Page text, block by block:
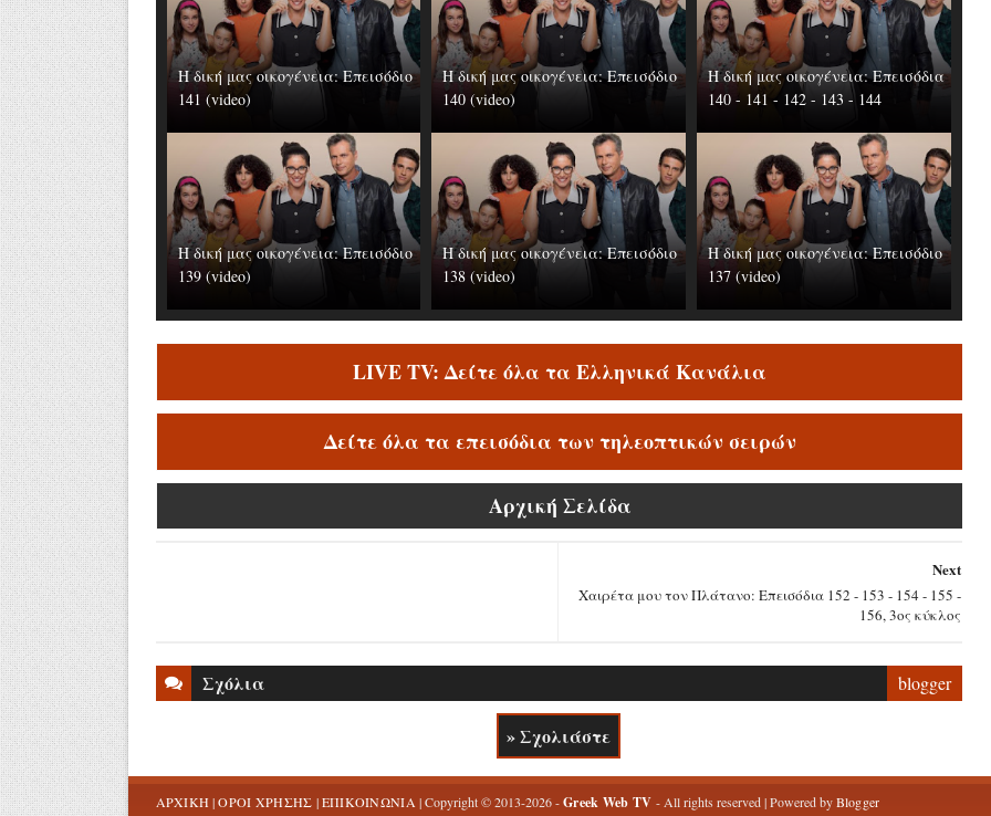
Η δική μας οικογένεια: Επεισόδιο
141 (video)
Η δική μας οικογένεια: Επεισόδιο
140 (video)
Η δική μας οικογένεια: Επεισόδια
140 - 141 - 142 - 143 - 144
Η δική μας οικογένεια: Επεισόδιο
139 (video)
Η δική μας οικογένεια: Επεισόδιο
138 (video)
Η δική μας οικογένεια: Επεισόδιο
137 (video)
LIVE TV: Δείτε όλα τα Ελληνικά Κανάλια
Δείτε όλα τα επεισόδια των τηλεοπτικών σειρών
Αρχική Σελίδα
Next
Χαιρέτα μου τον Πλάτανο: Επεισόδια 152 - 153 - 154 - 155 -
156, 3ος κύκλος
Σχόλια blogger
» Σχολιάστε
ΑΡΧΙΚΗ|ΟΡΟΙ ΧΡΗΣΗΣ |ΕΠΙΚΟΙΝΩΝΙΑ | Copyright © 2013-2026 -Greek Web TV - All rights reserved | Powered byBlogger